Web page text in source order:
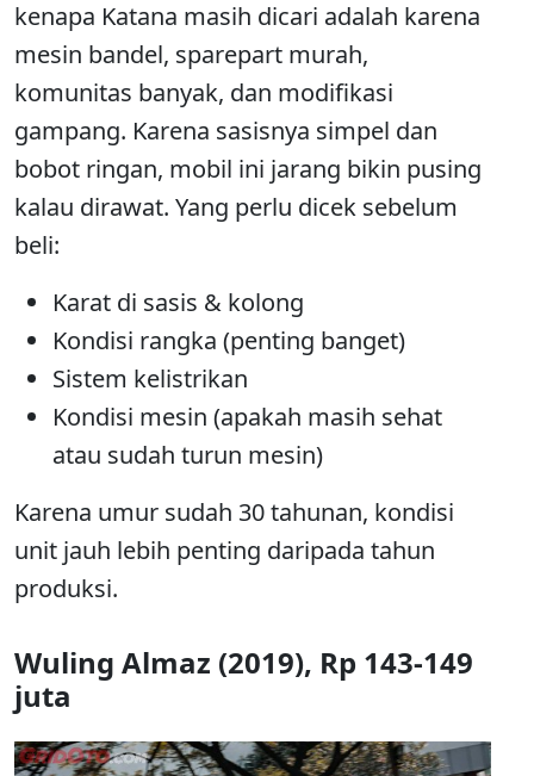
kenapa Katana masih dicari adalah karena
mesin bandel, sparepart murah,
komunitas banyak, dan modifikasi
gampang. Karena sasisnya simpel dan
bobot ringan, mobil ini jarang bikin pusing
kalau dirawat. Yang perlu dicek sebelum
beli:
Karat di sasis & kolong
Kondisi rangka (penting banget)
Sistem kelistrikan
Kondisi mesin (apakah masih sehat
atau sudah turun mesin)
Karena umur sudah 30 tahunan, kondisi
unit jauh lebih penting daripada tahun
produksi.
Wuling Almaz (2019), Rp 143-149
juta